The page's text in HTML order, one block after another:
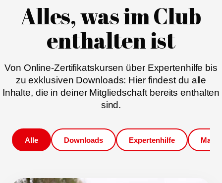
Alles, was im Club
enthalten ist
Von Online-Zertifikatskursen über Expertenhilfe bis
zu exklusiven Downloads: Hier findest du alle
Inhalte, die in deiner Mitgliedschaft bereits enthalten
sind.
Alle Downloads Expertenhilfe